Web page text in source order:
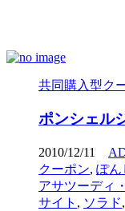
共同購入型ク
ポンシェル
2010/12/11
クーポン, ぽん
アサツーディ
サイト , ソラド,